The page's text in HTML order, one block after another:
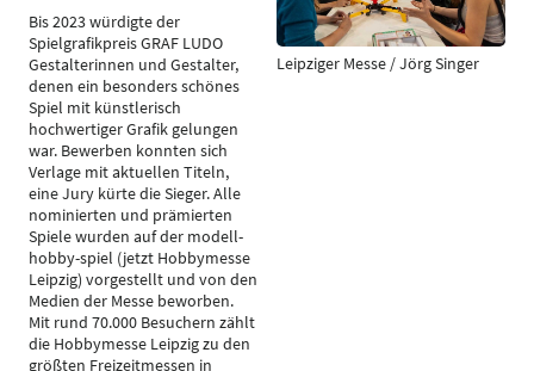
Bis 2023 würdigte der
Spielgrafikpreis GRAF LUDO
Gestalterinnen und Gestalter,
denen ein besonders schönes
Spiel mit künstlerisch
hochwertiger Grafik gelungen
war. Bewerben konnten sich
Verlage mit aktuellen Titeln,
eine Jury kürte die Sieger. Alle
nominierten und prämierten
Spiele wurden auf der modell-
hobby-spiel (jetzt Hobbymesse
Leipzig) vorgestellt und von den
Medien der Messe beworben.
Mit rund 70.000 Besuchern zählt
die Hobbymesse Leipzig zu den
größten Freizeitmessen in
Leipziger Messe / Jörg Singer